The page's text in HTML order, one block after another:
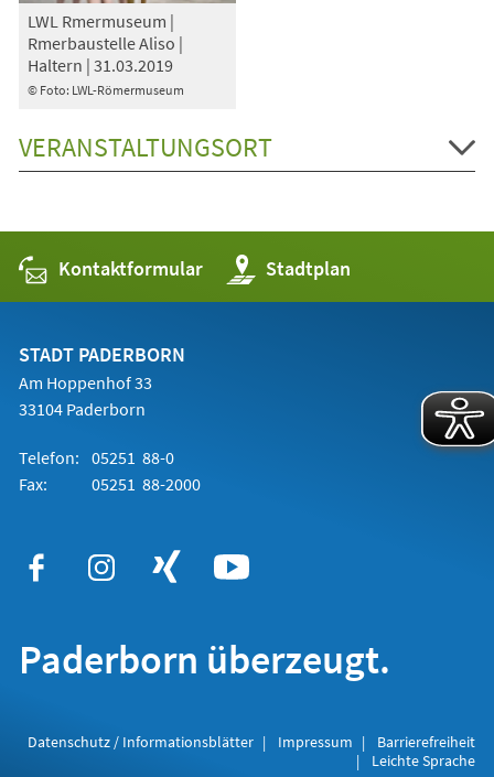
© Foto: LWL-Römermuseum
LWL Rmermuseum |
Rmerbaustelle Aliso |
Haltern | 31.03.2019
VERANSTALTUNGSORT
Kontaktformular Stadtplan
(Öffnet
in
einem
STADT PADERBORN
Am Hoppenhof 33
33104 Paderborn
Telefon: 05251 88-0
Fax:
05251 88-2000
Paderborn überzeugt.
Datenschutz / Informationsblätter Impressum
Barrierefreiheit
Leichte Sprache